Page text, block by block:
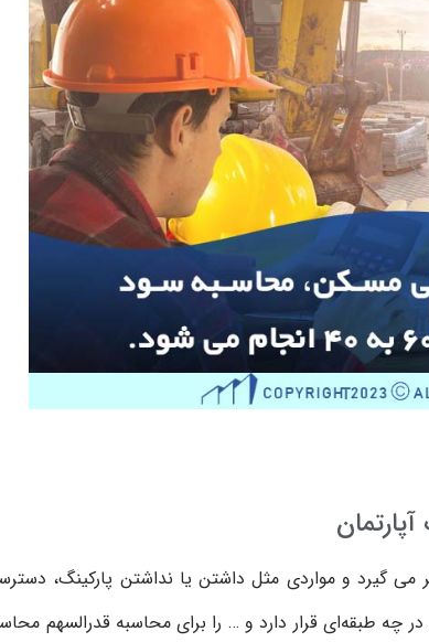
می ‌گیرد و مواردی مثل داشتن یا نداشتن پارکینگ،
چه طبقه‌ای قرار دارد و … را برای محاسبه قدرالسهم